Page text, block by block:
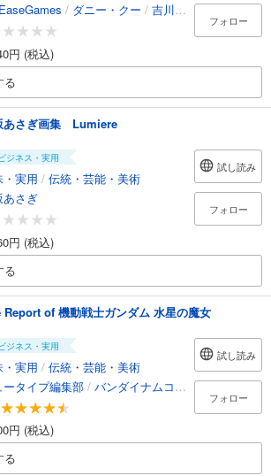
/ ダニー・クー / 吉川悠 /傭兵ペンギン
円 (税込)
フォロー
る
あさぎ画集 Lumiere
ビジネス・実用
・実用 / 伝統・芸能・美術
あさぎ
円 (税込)
試し読み
フォロー
る
Report of 機動戦士ガンダム 水星の魔女
ビジネス・実用
・実用 / 伝統・芸能・美術
ータイプ編集部 / バンダイナムコフィルムワークス
円 (税込)
試し読み
フォロー
る